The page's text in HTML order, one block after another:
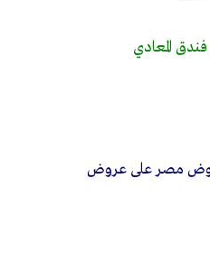
المعادي
مصر على عروض